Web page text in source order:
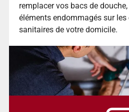
remplacer vos bacs de
éléments endommagés sur
sanitaires de votre domicile.